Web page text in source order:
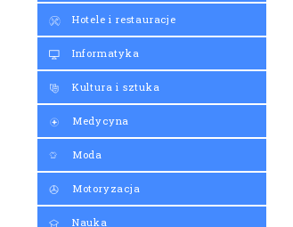
Hotele i restauracje
Informatyka
Kultura i sztuka
Medycyna
Moda
Motoryzacja
Nauka